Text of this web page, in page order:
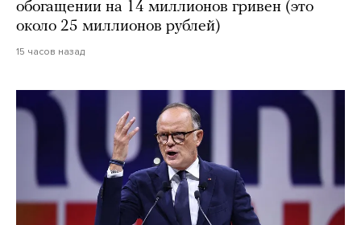
обогащении на 14 миллионов гривен (это
около 25 миллионов рублей)
15 часов назад